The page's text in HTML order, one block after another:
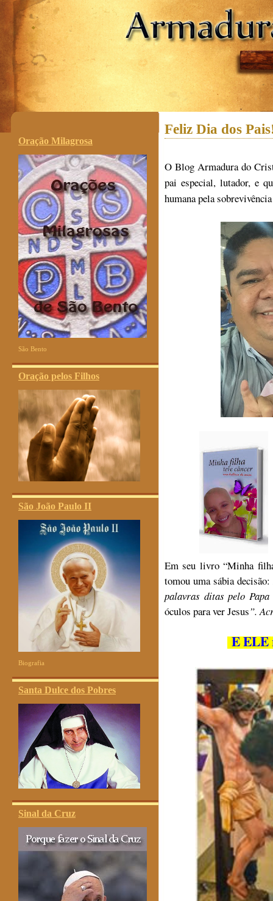
.
Oração Milagrosa
São Bento
Oração pelos Filhos
São João Paulo II
Biografia
Santa Dulce dos Pobres
Sinal da Cruz
Feliz Dia dos
O Blog Armadura do
pai especial, lutador, e
humana pela
Em seu livro “Minha
tomou uma sábia decisão:
palavras ditas pelo
óculos para ver Jesus”.
E ELE